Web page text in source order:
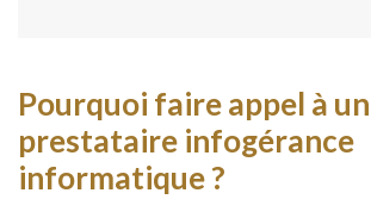
Pourquoi faire appel à un
prestataire infogérance
informatique ?